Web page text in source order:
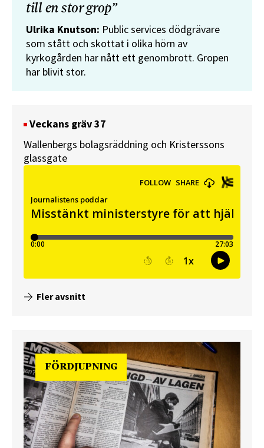
till en stor grop”
Ulrika Knutson: Public services dödgrävare
som stått och skottat i olika hörn av
kyrkogården har nått ett genombrott. Gropen
har blivit stor.
Veckans gräv 37
Wallenbergs bolagsräddning och Kristerssons
glassgate
Fler avsnitt
FÖRDJUPNING